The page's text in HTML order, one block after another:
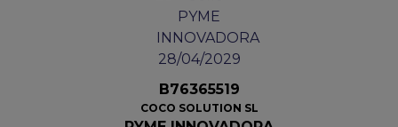
B76365519
COCO SOLUTION SL